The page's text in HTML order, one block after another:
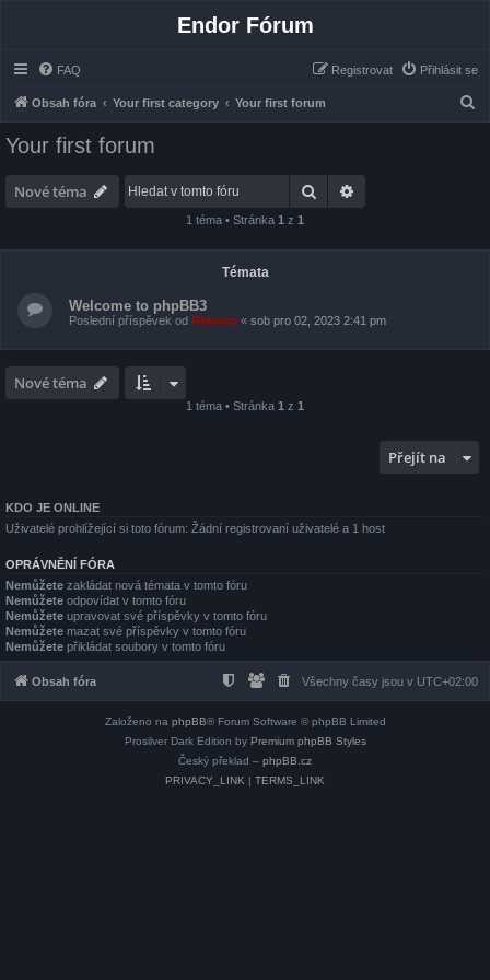
Endor Fórum
FAQ Přihlásit se
Registrovat
Obsah fóra Your first category Your first forum
Your first forum
Nové téma Hledat
1 téma • Stránka 1 z 1
Témata
Welcome to phpBB3
Poslední příspěvek od Reloecc « sob pro 02, 2023 2:41 pm
Nové téma
1 téma • Stránka 1 z 1
Přejít na
KDO JE ONLINE
Uživatelé prohlížející si toto fórum: Žádní registrovaní uživatelé a 1 host
OPRÁVNĚNÍ FÓRA
Nemůžete zakládat nová témata v tomto fóru
Nemůžete odpovídat v tomto fóru
Nemůžete upravovat své příspěvky v tomto fóru
Nemůžete mazat své příspěvky v tomto fóru
Nemůžete přikládat soubory v tomto fóru
Obsah fóra Všechny časy jsou v UTC+02:00
Založeno na phpBB® Forum Software © phpBB Limited
Prosilver Dark Edition by Premium phpBB Styles
Český překlad – phpBB.cz
PRIVACY_LINK | TERMS_LINK